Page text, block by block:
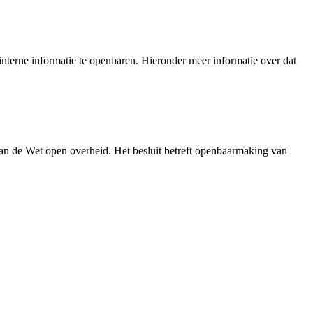
informatie te openbaren. Hieronder meer informatie over dat
de Wet open overheid. Het besluit betreft openbaarmaking van